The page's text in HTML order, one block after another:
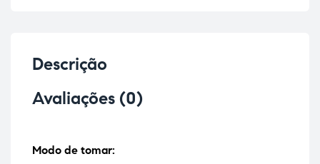
Descrição
Avaliações (0)
Modo de tomar: